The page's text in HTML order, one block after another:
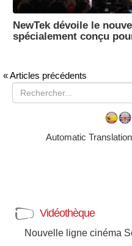
NewTek dévoile le
spécialement conçu
« Articles précédents
Automatic
Vidéothèque
Nouvelle ligne cinéma